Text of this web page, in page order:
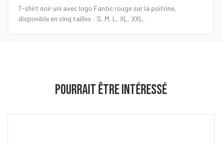
T-shirt noir uni avec logo Fantic rouge sur la poitrine,
disponible en cinq tailles : S, M, L, XL, XXL.
POURRAIT ÊTRE INTÉRESSÉ